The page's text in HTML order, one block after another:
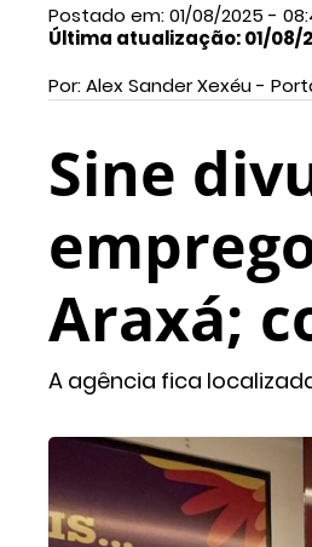
Postado em: 01/08/2025 -
Última atualização: 01/08/
Por: Alex Sander Xexéu -
Sine
Araxá;
A agência fica